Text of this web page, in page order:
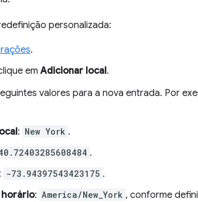
personalizada:
.
emAdicionar local.
valores para a nova entrada. Por
: New York .
.
: -73.94397543423175 .
horário: America/New_York , conforme